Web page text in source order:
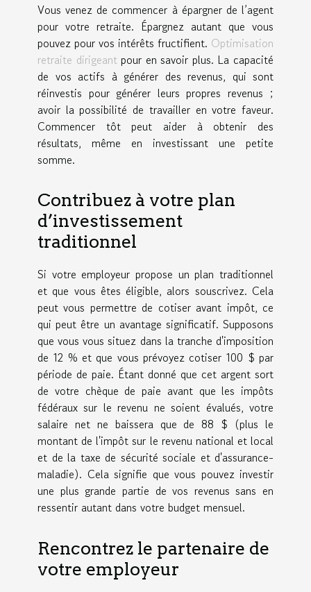
Vous venez de commencer à épargner de l’agent
pour votre retraite. Épargnez autant que vous
pouvez pour vos intérêts fructifient. Optimisation
retraite dirigeantpour en savoir plus. La capacité
de vos actifs à générer des revenus, qui sont
réinvestis pour générer leurs propres revenus ;
avoir la possibilité de travailler en votre faveur.
Commencer tôt peut aider à obtenir des
résultats, même en investissant une petite
somme.
Contribuez à votre plan
d’investissement
traditionnel
Si votre employeur propose un plan traditionnel
et que vous êtes éligible, alors souscrivez. Cela
peut vous permettre de cotiser avant impôt, ce
qui peut être un avantage significatif. Supposons
que vous vous situez dans la tranche d'imposition
de 12 % et que vous prévoyez cotiser 100 $ par
période de paie. Étant donné que cet argent sort
de votre chèque de paie avant que les impôts
fédéraux sur le revenu ne soient évalués, votre
salaire net ne baissera que de 88 $ (plus le
montant de l'impôt sur le revenu national et local
et de la taxe de sécurité sociale et d'assurance-
maladie). Cela signifie que vous pouvez investir
une plus grande partie de vos revenus sans en
ressentir autant dans votre budget mensuel.
Rencontrez le partenaire de
votre employeur